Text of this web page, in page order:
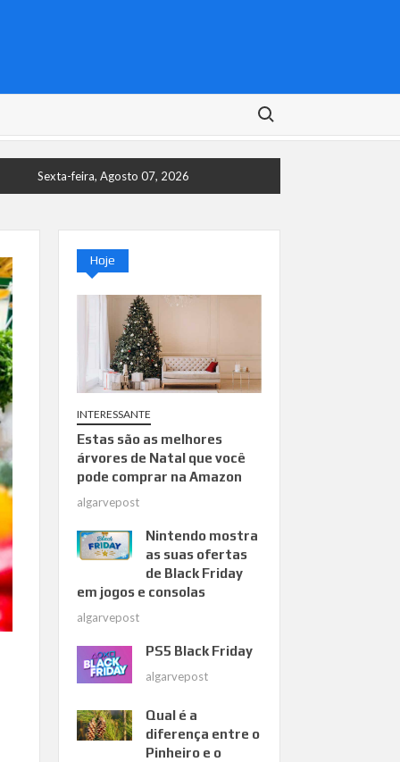
Search for:
Sexta-feira, Agosto 07, 2026
Hoje
INTERESSANTE
Estas são as melhores
árvores de Natal que você
pode comprar na Amazon
algarvepost
Nintendo mostra
as suas ofertas
de Black Friday
em jogos e consolas
algarvepost
PS5 Black Friday
algarvepost
Qual é a
diferença entre o
Pinheiro e o